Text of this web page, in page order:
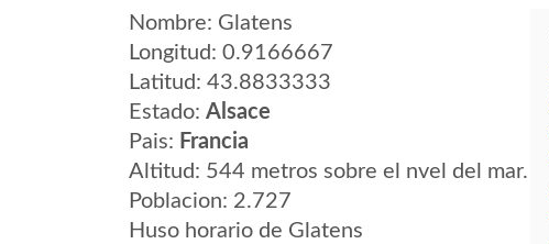
Nombre: Glatens
Longitud: 0.9166667
Latitud: 43.8833333
Estado: Alsace
Pais: Francia
Altitud: 544 metros sobre el nvel del mar.
Poblacion: 2.727
Huso horario de Glatens